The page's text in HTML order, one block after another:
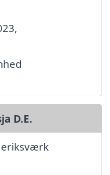
D.E.